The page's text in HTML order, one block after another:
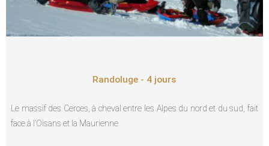
Randoluge - 4 jours
Le massif des Cerces, à cheval entre les Alpes du nord et du sud, fait
face à l’Oisans et la Maurienne